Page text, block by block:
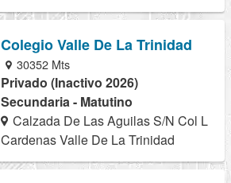
Colegio Valle De La Trinidad
30352 Mts
Privado (Inactivo 2026)
Secundaria - Matutino
Calzada De Las Aguilas S/N Col L
Cardenas Valle De La Trinidad